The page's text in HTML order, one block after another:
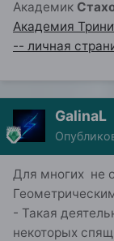
Академик
Академия
-- личная
GalinaL
Для многих не
- Такая
некоторых